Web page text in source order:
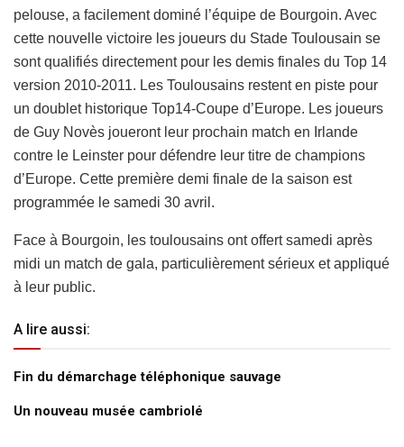
pelouse, a facilement dominé l’équipe de Bourgoin. Avec
cette nouvelle victoire les joueurs du Stade Toulousain se
sont qualifiés directement pour les demis finales du Top 14
version 2010-2011. Les Toulousains restent en piste pour
un doublet historique Top14-Coupe d’Europe. Les joueurs
de Guy Novès joueront leur prochain match en Irlande
contre le Leinster pour défendre leur titre de champions
d’Europe. Cette première demi finale de la saison est
programmée le samedi 30 avril.
Face à Bourgoin, les toulousains ont offert samedi après
midi un match de gala, particulièrement sérieux et appliqué
à leur public.
A lire aussi:
Fin du démarchage téléphonique sauvage
Un nouveau musée cambriolé